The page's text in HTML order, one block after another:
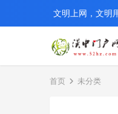
文明上网，文明
首页 未分类